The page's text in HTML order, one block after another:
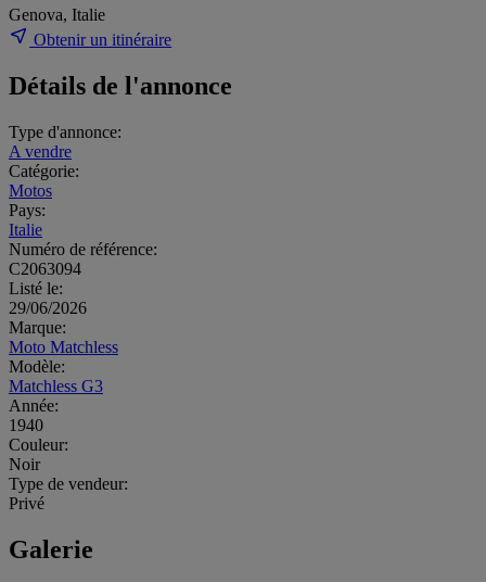
Genova, Italie
Obtenir un itinéraire
Détails de l'annonce
Type d'annonce:
A vendre
Catégorie:
Motos
Pays:
Italie
Numéro de référence:
C2063094
Listé le:
29/06/2026
Marque:
Moto Matchless
Modèle:
Matchless G3
Année:
1940
Couleur:
Noir
Type de vendeur:
Privé
Galerie